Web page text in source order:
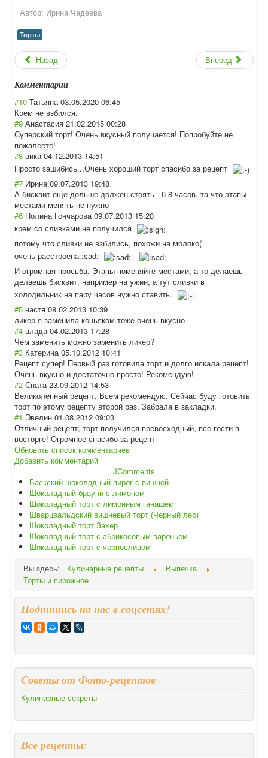
Автор: Ирина Чадеева
Торты
Назад Вперед
Комментарии
#10 Татьяна 03.05.2020 06:45
Крем не взбился.
#9 Анастасия 21.02.2015 00:28
Суперский торт! Очень вкусный получается! Попробуйте не
пожалеете!
#8 вика 04.12.2013 14:51
Просто зашибись...Очень хороший торт спасибо за рецепт
#7 Ирина 09.07.2013 19:48
А бисквит еще дольше должен стоять - 6-8 часов, та что этапы
местами менять не нужно
#6 Полина Гончарова 09.07.2013 15:20
крем со сливками не получился
потому что сливки не взбились, похожи на молоко(
очень расстроена.:sad:
И огромная просьба. Этапы поменяйте местами, а то делаешь-
делаешь бисквит, например на ужин, а тут сливки в
холодильник на пару часов нужно ставить.
#5 настя 08.02.2013 10:39
ликер я заменила коньяком.тоже очень вкусно
#4 влада 04.02.2013 17:28
Чем заменить можно заменить ликер?
#3 Катерина 05.10.2012 10:41
Рецепт супер! Первый раз готовила торт и долго искала рецепт!
Очень вкусно и достаточно просто! Рекомендую!
#2 Сната 23.09.2012 14:53
Великолепный рецепт. Всем рекомендую. Сейчас буду готовить
торт по этому рецепту второй раз. Забрала в закладки.
#1 Эвелин 01.08.2012 09:03
Отличный рецепт, торт получился превосходный, все гости в
восторге! Огромное спасибо за рецепт
Обновить список комментариев
Добавить комментарий
JComments
Баскский шоколадный пирог с вишней
Шоколадный брауни с лимоном
Шоколадный торт с лимонным ганашем
Шварцвальдский вишневый торт (Черный лес)
Шоколадный торт Захер
Шоколадный торт с абрикосовым вареньем
Шоколадный торт с черносливом
Вы здесь:
Кулинарные рецепты
Выпечка
Торты и пирожное
Подпишись на нас в соцсетях!
Cоветы от Фото-рецептов
Кулинарные секреты
Все рецепты: